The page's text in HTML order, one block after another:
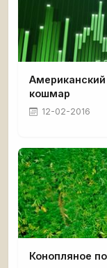
кошмар
12-02-2016
Конопляное